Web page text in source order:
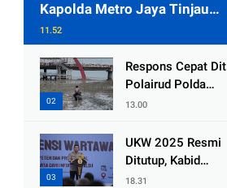
Kapolda Metro Jaya Tinjau
Pengamanan Gereja di Kelapa
Gading
11.52
Respons Cepat Dit
Polairud Polda
Jatim Selamatkan
Lumpur di Wisata
Kenjeran
13.00
UKW 2025 Resmi
Ditutup, Kabid
Humas PMJ: Pers
18.31